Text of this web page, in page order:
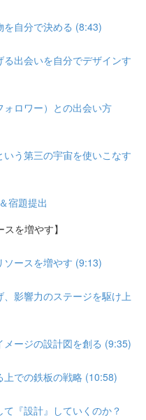
自分で決める (8:43)
出会いを自分でデザインす
ロワー）との出会い方
う第三の宇宙を使いこなす
宿題提出
を増やす】
ースを増やす (9:13)
影響力のステージを駆け上
ージの設計図を創る (9:35)
での鉄板の戦略 (10:58)
『設計』していくのか？